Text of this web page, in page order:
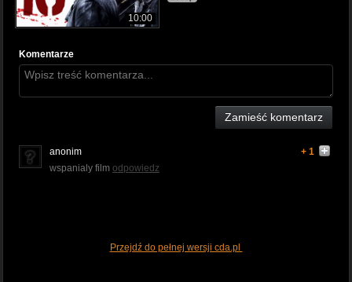
10:00
Komentarze
Zamieść komentarz
anonim
+ 1
wspanialy film odpowiedz
Przejdź do pełnej wersji cda.pl